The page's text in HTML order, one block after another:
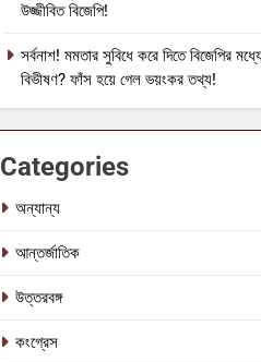
উজ্জীবিত বিজেপি!
সর্বনাশ! মমতার সুবিধে করে দিতে বিজেপির
বিভীষণ? ফাঁস হয়ে গেল ভয়ংকর তথ্য!
Categories
অন্যান্য
আন্তর্জাতিক
উত্তরবঙ্গ
কংগ্রেস